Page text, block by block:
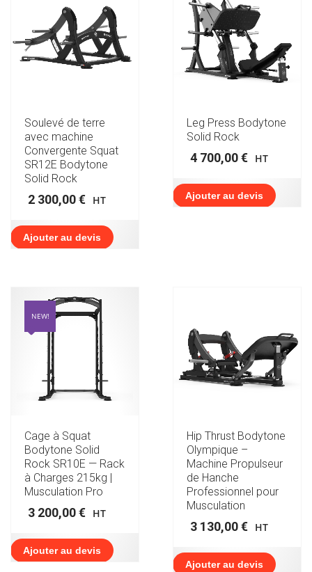
Soulevé de terre
avec machine
Convergente Squat
SR12E Bodytone
Solid Rock
2 300,00€ HT
Ajouter au devis
Leg Press Bodytone
Solid Rock
4 700,00€ HT
Ajouter au devis
NEW!
Cage à Squat
Bodytone Solid
Rock SR10E — Rack
à Charges 215kg |
Musculation Pro
3 200,00€ HT
Ajouter au devis
Hip Thrust Bodytone
Olympique –
Machine Propulseur
de Hanche
Professionnel pour
Musculation
3 130,00€ HT
Ajouter au devis